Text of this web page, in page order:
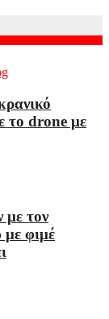
το drone με
με τον
με φιμέ